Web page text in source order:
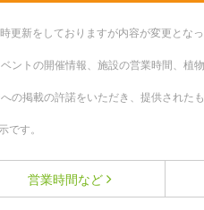
更新をしておりますが内容が変更とな
ントの開催情報、施設の営業時間、植
の掲載の許諾をいただき、提供された
す。
営業時間など